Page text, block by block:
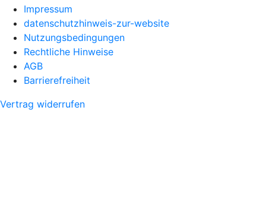
Impressum
datenschutzhinweis-zur-website
Nutzungsbedingungen
Rechtliche Hinweise
AGB
Barrierefreiheit
Vertrag widerrufen